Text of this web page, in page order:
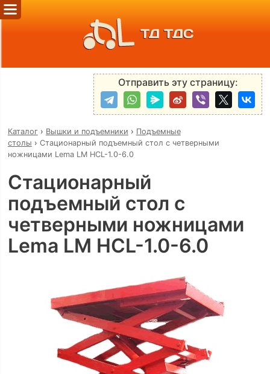
ТД ТДС
Отправить эту страницу:
Каталог› Вышки и подъемники › Подъемные
столы › Стационарный подъемный стол с четверными
ножницами Lema LM HCL-1.0-6.0
Стационарный
подъемный стол с
четверными ножницами
Lema LM HCL-1.0-6.0